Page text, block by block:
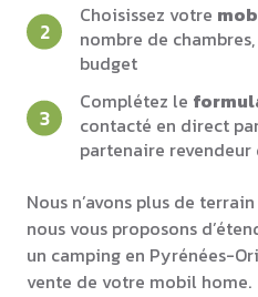
Choisissez votre
nombre de
budget
Complétez le
contacté en direct
partenaire revendeur
Nous n’avons plus de
nous vous proposons
un camping en Pyrénées-
vente de votre mobil home.